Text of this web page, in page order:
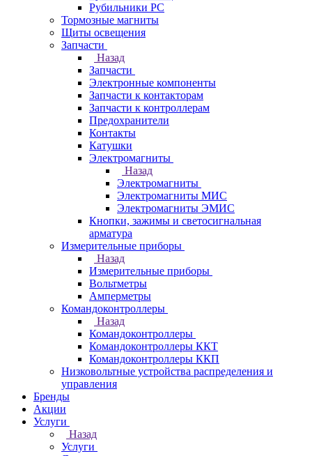
Рубильники РС
Тормозные магниты
Щиты освещения
Запчасти
Назад
Запчасти
Электронные компоненты
Запчасти к контакторам
Запчасти к контроллерам
Предохранители
Контакты
Катушки
Электромагниты
Назад
Электромагниты
Электромагниты МИС
Электромагниты ЭМИС
Кнопки, зажимы и светосигнальная
арматура
Измерительные приборы
Назад
Измерительные приборы
Вольтметры
Амперметры
Командоконтроллеры
Назад
Командоконтроллеры
Командоконтроллеры ККТ
Командоконтроллеры ККП
Низковольтные устройства распределения и
управления
Бренды
Акции
Услуги
Назад
Услуги